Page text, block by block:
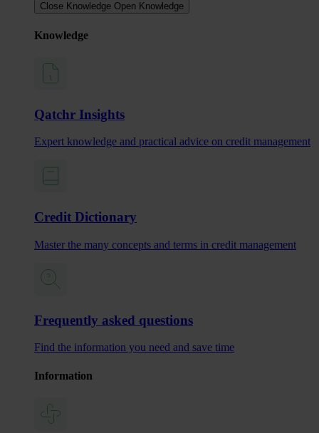
Close Knowledge Open Knowledge
Knowledge
Qatchr Insights
Expert knowledge and practical advice on credit management
Credit Dictionary
Master the many concepts and terms in credit management
Frequently asked questions
Find the information you need and save time
Information